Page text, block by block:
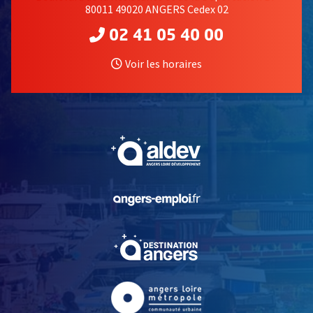
80011 49020 ANGERS Cedex 02
02 41 05 40 00
Voir les horaires
, Ouvre une nouvelle
, Ouvre une nouvelle